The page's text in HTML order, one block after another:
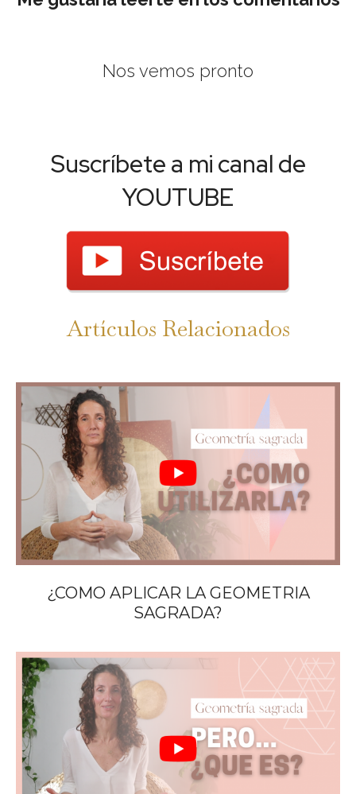
Nos vemos pronto
Suscríbete a mi canal de
YOUTUBE
Artículos Relacionados
¿COMO APLICAR LA GEOMETRIA
SAGRADA?